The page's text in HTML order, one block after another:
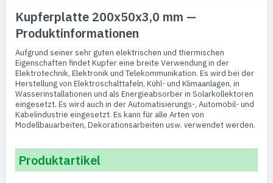
Kupferplatte 200x50x3,0 mm —
Produktinformationen
Aufgrund seiner sehr guten elektrischen und thermischen
Eigenschaften findet Kupfer eine breite Verwendung in der
Elektrotechnik, Elektronik und Telekommunikation. Es wird bei der
Herstellung von Elektroschalttafeln, Kühl- und Klimaanlagen, in
Wasserinstallationen und als Energieabsorber in Solarkollektoren
eingesetzt. Es wird auch in der Automatisierungs-, Automobil- und
Kabelindustrie eingesetzt. Es kann für alle Arten von
Modellbauarbeiten, Dekorationsarbeiten usw. verwendet werden.
Produktartikel